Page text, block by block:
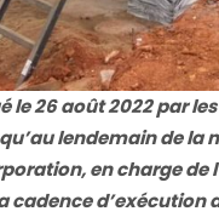
le 26 août 2022 par
lendemain de la
en charge
d’exécution